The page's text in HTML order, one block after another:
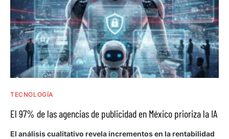
TECNOLOGÍA
El 97% de las agencias de publicidad en México prioriza la IA
El análisis cualitativo revela incrementos en la rentabilidad